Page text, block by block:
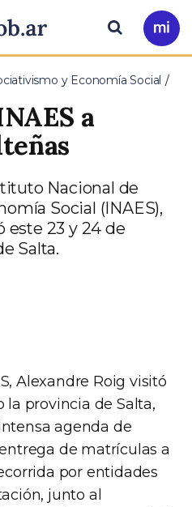
Ir
a
Buscar
y Economía Social
a
Nacional de
Social (INAES),
este 23 y 24 de
Salta.
Alexandre Roig visitó
la provincia de Salta,
agenda de
de matrículas a
por entidades
junto al